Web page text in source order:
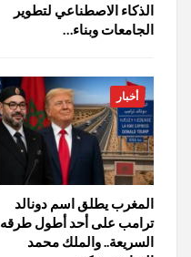
الذكاء الاصطناعي لتطوير
الجامعات وبناء…
أخبار
المغرب يطلق اسم دونالد
ترامب على أحد أطول طرقه
السريعة.. والملك محمد